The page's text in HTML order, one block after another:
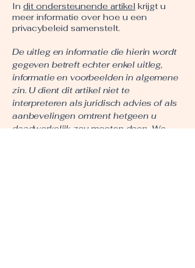
In dit ondersteunende artikel krijgt u
meer informatie over hoe u een
privacybeleid samenstelt.
De uitleg en informatie die hierin wordt
gegeven betreft echter enkel uitleg,
informatie en voorbeelden in algemene
zin. U dient dit artikel niet te
interpreteren als juridisch advies of als
aanbevelingen omtrent hetgeen u
daadwerkelijk zou moeten doen. We